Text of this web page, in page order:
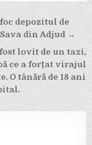
depozitul de
din Adjud →
lovit de un taxi,
ce a forțat virajul
O tânără de 18 ani